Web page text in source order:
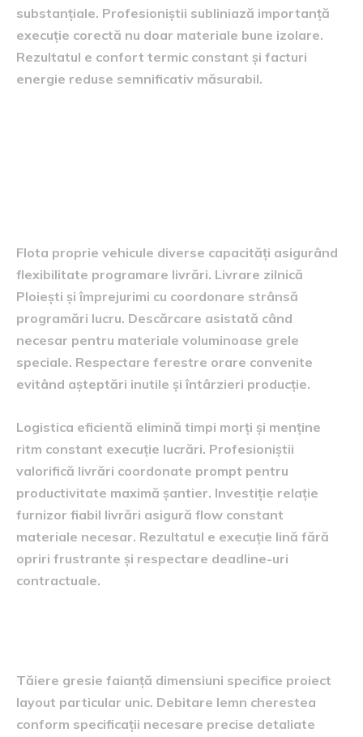
substanțiale. Profesioniștii subliniază importanță
execuție corectă nu doar materiale bune izolare.
Rezultatul e confort termic constant și facturi
energie reduse semnificativ măsurabil.
Flota proprie vehicule diverse capacități asigurând
flexibilitate programare livrări. Livrare zilnică
Ploiești și împrejurimi cu coordonare strânsă
programări lucru. Descărcare asistată când
necesar pentru materiale voluminoase grele
speciale. Respectare ferestre orare convenite
evitând așteptări inutile și întârzieri producție.
Logistica eficientă elimină timpi morți și menține
ritm constant execuție lucrări. Profesioniștii
valorifică livrări coordonate prompt pentru
productivitate maximă șantier. Investiție relație
furnizor fiabil livrări asigură flow constant
materiale necesar. Rezultatul e execuție lină fără
opriri frustrante și respectare deadline-uri
contractuale.
Tăiere gresie faianță dimensiuni specifice proiect
layout particular unic. Debitare lemn cherestea
conform specificații necesare precise detaliate